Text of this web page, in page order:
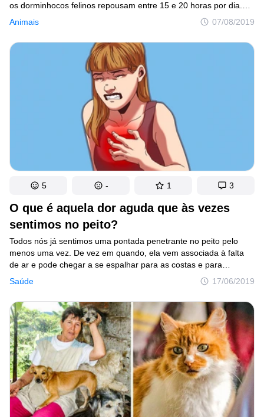
Animais 07/08/2019
os dorminhocos felinos repousam entre 15 e 20 horas por dia.
No entanto, existem alguns bichanos-trabalhadores, que não
conseguem ficar sem fazer nada e pegam no pesado por seu
ganha-pão — ou ganha-ração, no caso deles.
O que é aquela dor aguda que às vezes
sentimos no peito?
Saúde 17/06/2019
Todos nós já sentimos uma pontada penetrante no peito pelo
menos uma vez. De vez em quando, ela vem associada à falta
de ar e pode chegar a se espalhar para as costas e para
os braços. Apesar de durar poucos segundos, o incômodo
e a sensação dolorosa são suficientes para deixar a pessoa
bastante angustiada. Apesar de ser uma situação muito comum
em crianças e adolescentes, poucas vezes paramos para tentar
entender o que essa pontada realmente significa.
5 - 1 3